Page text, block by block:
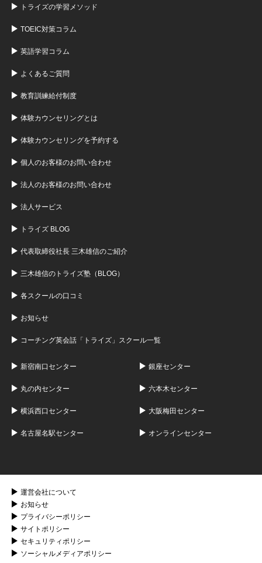
トライズの学習メソッド
TOEIC対策コラム
英語学習コラム
よくあるご質問
教育訓練給付制度
体験カウンセリングとは
体験カウンセリングを予約する
個人のお客様のお問い合わせ
法人のお客様のお問い合わせ
法人サービス
トライズ BLOG
代表取締役社長 三木雄信のご紹介
三木雄信のトライズ塾（BLOG）
各スクールの口コミ
お知らせ
コーチング英会話「トライズ」スクール一覧
新宿南口センター 銀座センター
丸の内センター 六本木センター
横浜西口センター 大阪梅田センター
名古屋名駅センター オンラインセンター
運営会社について
お知らせ
プライバシーポリシー
サイトポリシー
セキュリティポリシー
ソーシャルメディアポリシー